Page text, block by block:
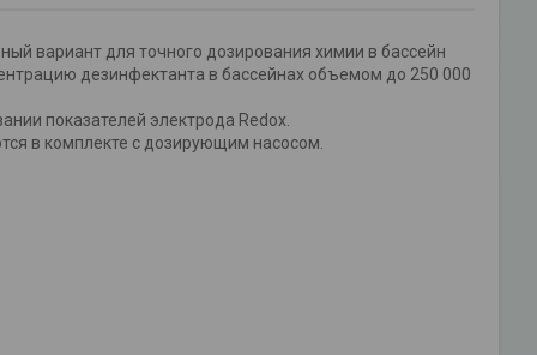
вариант для точного дозирования химии в бассейн
дезинфектанта в бассейнах объемом до 250 000
показателей электрода Redox.
в комплекте с дозирующим насосом.